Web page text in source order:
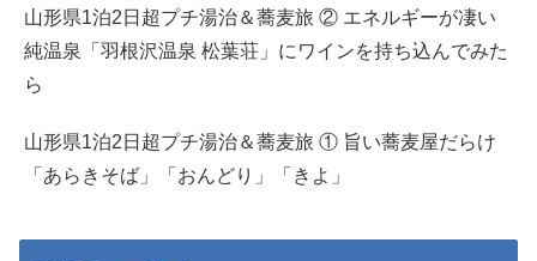
山形県1泊2日超プチ湯治＆蕎麦旅 ② エネルギーが凄い
純温泉「羽根沢温泉 松葉荘」にワインを持ち込んでみた
ら
山形県1泊2日超プチ湯治＆蕎麦旅 ① 旨い蕎麦屋だらけ
「あらきそば」「おんどり」「きよ」